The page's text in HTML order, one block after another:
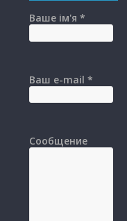
Ваше ім'я *
Ваш e-mail *
Сообщение